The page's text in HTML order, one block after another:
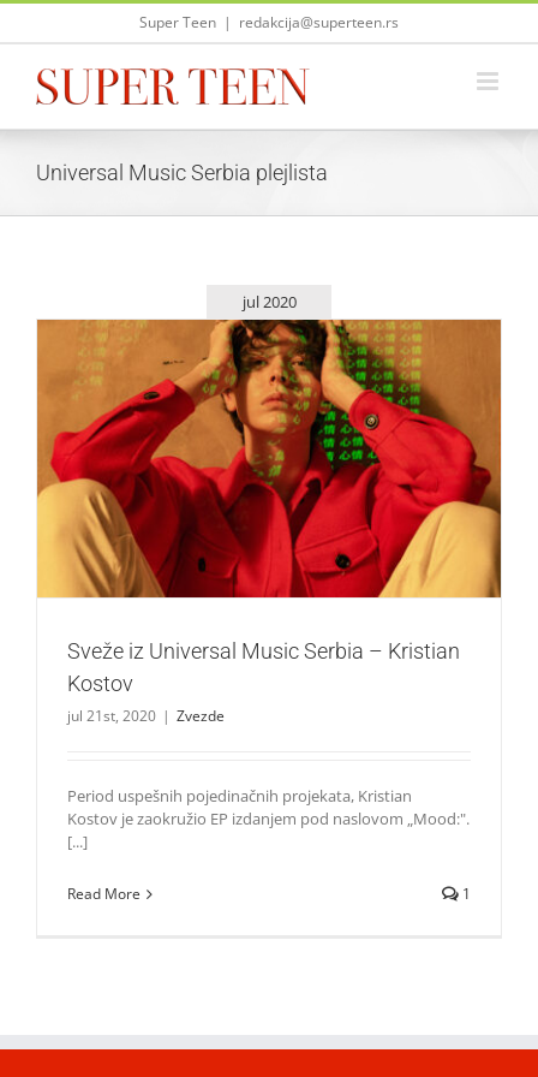
Skip
Super Teen | redakcija@superteen.rs
Universal Music Serbia plejlista
jul 2020
Sveže iz Universal Music Serbia – Kristian Kostov
Zvezde
Sveže iz Universal Music Serbia – Kristian
Kostov
jul 21st, 2020 | Zvezde
Period uspešnih pojedinačnih projekata, Kristian
Kostov je zaokružio EP izdanjem pod naslovom „Mood:".
[...]
Read More 1